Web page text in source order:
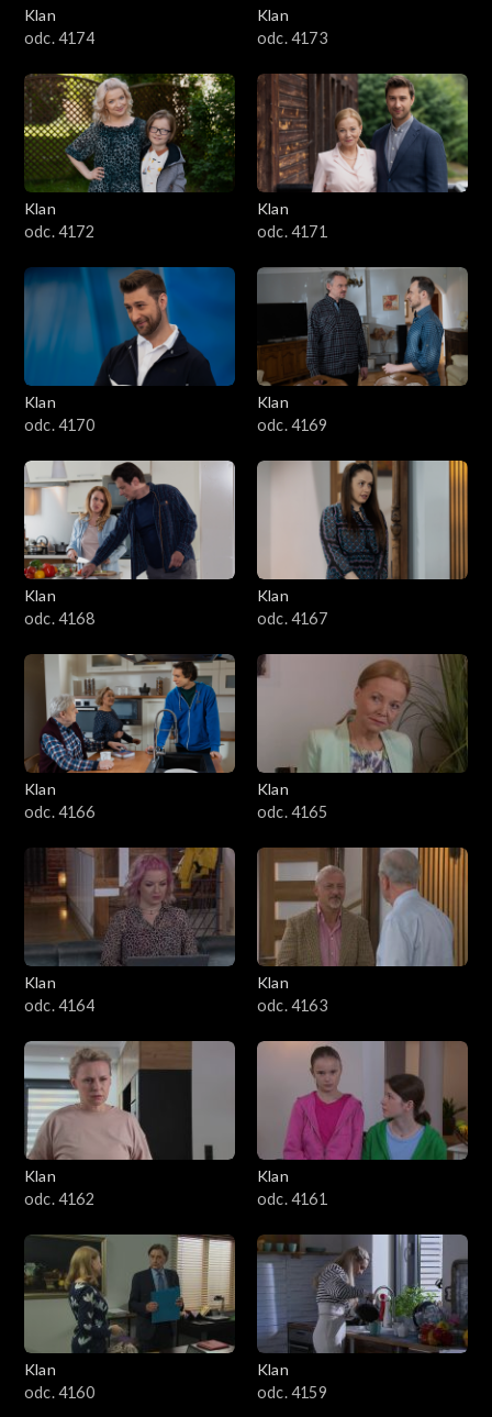
Klan
odc. 4174
Klan
odc. 4173
Klan
odc. 4172
Klan
odc. 4171
Klan
odc. 4170
Klan
odc. 4169
Klan
odc. 4168
Klan
odc. 4167
Klan
odc. 4166
Klan
odc. 4165
Klan
odc. 4164
Klan
odc. 4163
Klan
odc. 4162
Klan
odc. 4161
Klan
odc. 4160
Klan
odc. 4159